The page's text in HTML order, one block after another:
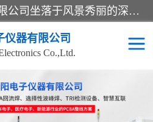
深圳市亿阳电子仪器有限公司坐落于风景秀丽的深圳市光明区，集SMT设备销售务为一体，努力为客户提供电子装配解决方案。与行业**SMT设备厂商：ASM（印刷机，锡膏检查机，贴片机），德国ERSA（爱莎）建立了稳固的代理合作关系，销售的设备一直保持**电子装配行业未来发展方向，能够满足客户各种繁杂产品的生产应用。
仪器有限公司
Co.,Ltd.
E系列中速贴片机